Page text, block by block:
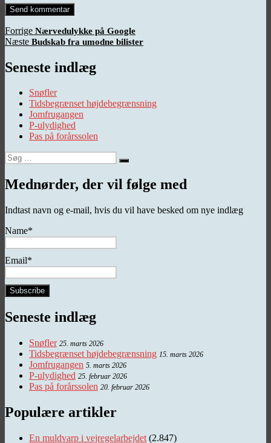
Indlægsnavigation
Forrige Forrige
indlæg:
Nærvedulykke på Google
Næste Næste
Budskab fra umodne bilister
Seneste indlæg
Snøfler
Tidsbegrænset højdebegrænsning
Jomfrugangen
P-ulydighed
Pas på forårssolen
Søg
efter:
Søg
Mednørder, der vil følge med
Indtast navn og e-mail, hvis du vil have besked om nye indlæg
Name*
Email*
Seneste indlæg
Snøfler 25. marts 2026
Tidsbegrænset højdebegrænsning 15. marts 2026
Jomfrugangen 5. marts 2026
P-ulydighed 25. februar 2026
Pas på forårssolen 20. februar 2026
Populære artikler
En muldvarp i vejregelarbejdet (2.847)